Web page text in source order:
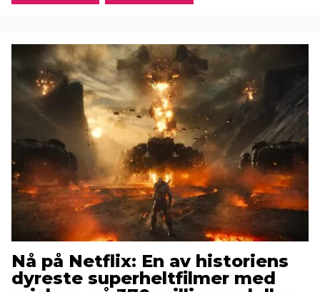
Nå på Netflix: En av historiens
dyreste superheltfilmer med